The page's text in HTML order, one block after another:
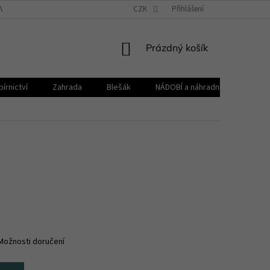
VŠEOBECNÉ OBCHODNÍ PODMÍNKY REKLAMAČNÍ ŘÁD
CZK Přihlášení
NÁKUPNÍ
Prázdný košík
Zahrada Blešák
NÁDOBÍ a náhradní díly KELOmat
doručení